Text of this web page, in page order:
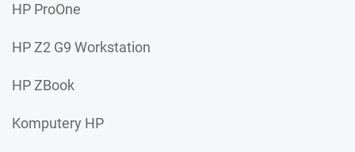
HP ProOne
HP Z2 G9 Workstation
HP ZBook
Komputery HP